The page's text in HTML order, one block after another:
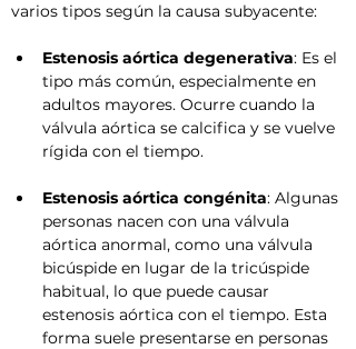
varios tipos según la causa subyacente:
Estenosis aórtica degenerativa: Es el
tipo más común, especialmente en
adultos mayores. Ocurre cuando la
válvula aórtica se calcifica y se vuelve
rígida con el tiempo.
Estenosis aórtica congénita: Algunas
personas nacen con una válvula
aórtica anormal, como una válvula
bicúspide en lugar de la tricúspide
habitual, lo que puede causar
estenosis aórtica con el tiempo. Esta
forma suele presentarse en personas